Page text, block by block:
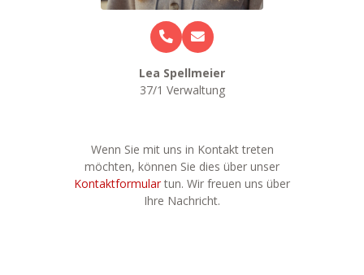
Lea Spellmeier
37/1 Verwaltung
Wenn Sie mit uns in Kontakt treten
möchten, können Sie dies über unser
Kontaktformulartun. Wir freuen uns über
Ihre Nachricht.